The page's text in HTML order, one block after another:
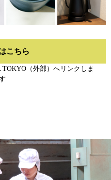
こちら
（外部）へリンクしま